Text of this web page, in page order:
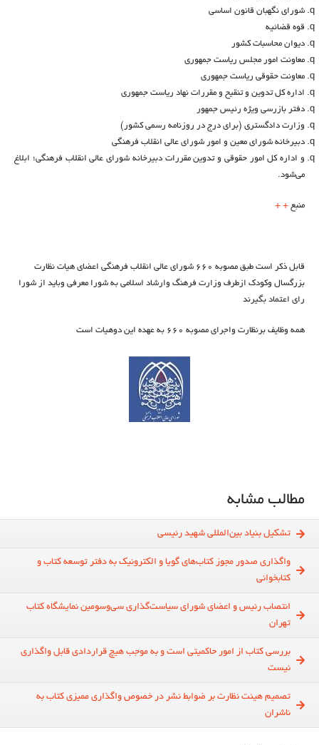
شورای نگهبان قانون اساسی
قوه قضائیه
دیوان محاسبات کشور
معاونت امور مجلس ریاست جمهوری
معاونت حقوقی ریاست جمهوری
اداره کل تدوین و تنقیح و مقررات نهاد ریاست جمهوری
دفتر بازرسی ویژه رئیس جمهور
وزارت دادگستری (برای درج در روزنامه رسمی کشور)
دبیرخانه شورای معین و امور شورای عالی انقلاب فرهنگی
و اداره کل امور حقوقی و تدوین مقررات دبیرخانه شورای عالی انقلاب فرهنگی؛ ابلاغ
می‌شود.
منبع +
+
قابل ذکر است طبق مصوبه 660 شورای عالی انقلاب فرهنگی اعضای هیات نظارت
بزرگسال وکودک ازطرف وزارت فرهنگ وارشاد اسلامی به شورا معرفی وباید از شورا
رای اعتماد بگیرند
همه وظایف برنظارت واجرای مصوبه 660 به عهده این دوهیات است
مطالب مشابه
تشکیل بنیاد بین‌المللی شهید رئیسی
واگذاری صدور مجوز کتاب‌های گویا و الکترونیک به دفتر توسعه کتاب و
کتابخوانی
انتصاب رئیس و اعضای شورای سیاست‌گذاری سی‌و‌سومین نمایشگاه کتاب
تهران
بررسی کتاب از امور حاکمیتی است و به موجب هیچ قراردادی قابل واگذاری
نیست
تصمیم هیئت نظارت بر ضوابط نشر در خصوص واگذاری ممیزی کتاب به
ناشران